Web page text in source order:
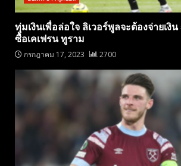
ทุ่มเงินเพื่อล่อใจ ลิเวอร์พูลจะต้องจ่ายเงิ
ซื้อเคเฟรน ทูราม
กรกฎาคม 17, 2023 2700